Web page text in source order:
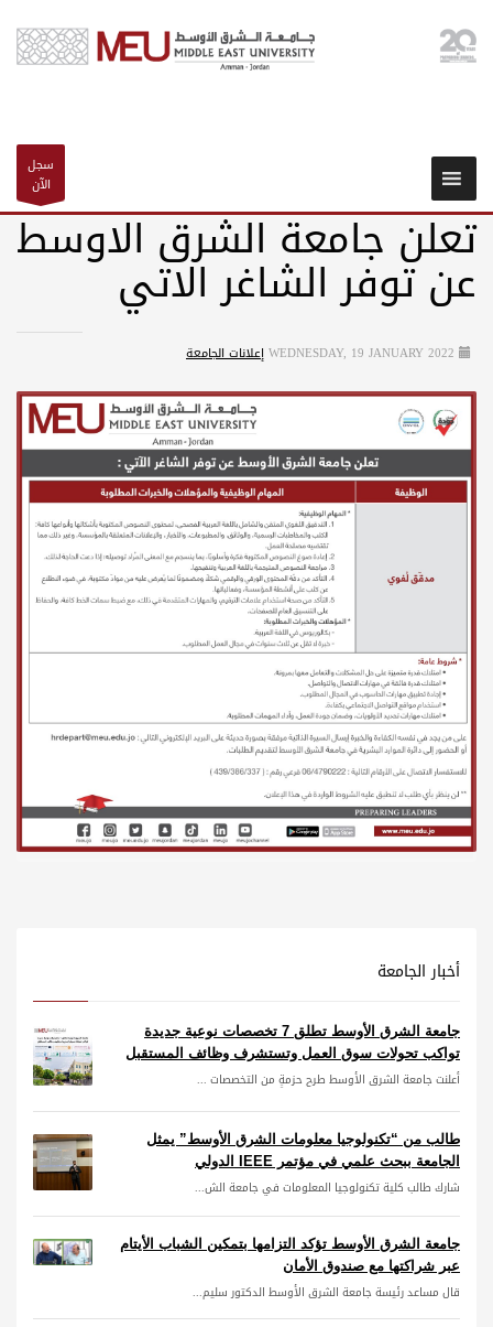
سجل
الآن
تعلن جامعة الشرق الاوسط
عن توفر الشاغر الاتي
WEDNESDAY, 19 JANUARY 2022إعلانات الجامعة
أخبار الجامعة
جامعة الشرق الأوسط تطلق 7 تخصصات نوعية جديدة
تواكب تحولات سوق العمل وتستشرف وظائف المستقبل
أعلنت جامعة الشرق الأوسط طرح حزمةٍ من التخصصات ...
طالب من “تكنولوجيا معلومات الشرق الأوسط” يمثل
الجامعة ببحث علمي في مؤتمر IEEE الدولي
شارك طالب كلية تكنولوجيا المعلومات في جامعة الش...
جامعة الشرق الأوسط تؤكد التزامها بتمكين الشباب الأيتام
عبر شراكتها مع صندوق الأمان
قال مساعد رئيسة جامعة الشرق الأوسط الدكتور سليم...